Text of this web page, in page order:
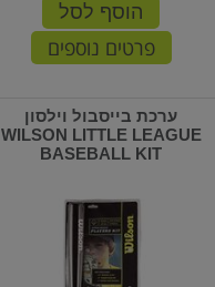
הוסף לסל
פרטים נוספים
ערכת בייסבול וילסון
WILSON LITTLE LEAGUE
BASEBALL KIT